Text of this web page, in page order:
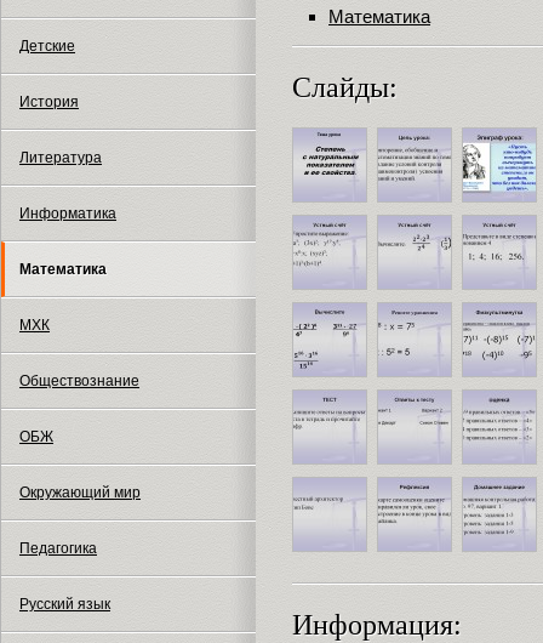
Детские
История
Литература
Информатика
Математика
МХК
Обществознание
ОБЖ
Окружающий мир
Педагогика
Русский язык
Математика
Слайды:
Информация: